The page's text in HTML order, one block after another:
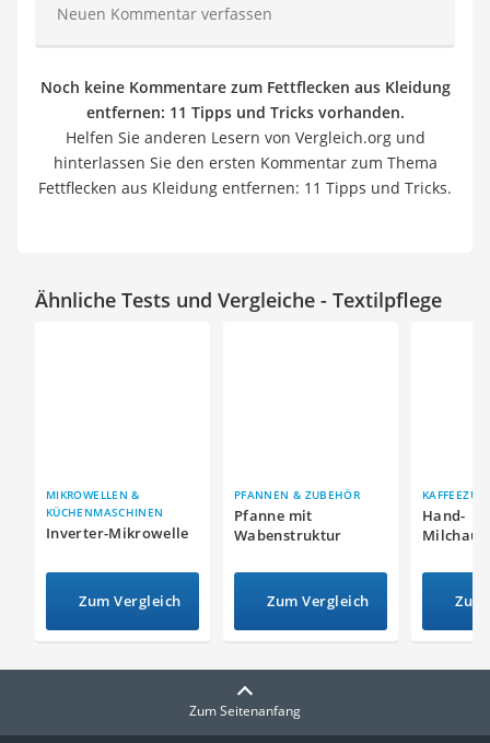
Neuen Kommentar verfassen
Noch keine Kommentare zum Fettflecken aus Kleidung
entfernen: 11 Tipps und Tricks vorhanden.
Helfen Sie anderen Lesern von Vergleich.org und
hinterlassen Sie den ersten Kommentar zum Thema
Fettflecken aus Kleidung entfernen: 11 Tipps und Tricks.
Ähnliche Tests und Vergleiche - Textilpflege
MIKROWELLEN &
KÜCHENMASCHINEN
Inverter-Mikrowelle
Zum Vergleich
PFANNEN & ZUBEHÖR
Pfanne mit
Wabenstruktur
Zum Vergleich
Hand-
Zum Seitenanfang